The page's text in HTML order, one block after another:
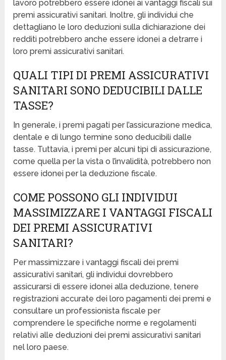
lavoro potrebbero essere idonei ai vantaggi fiscali sui
premi assicurativi sanitari. Inoltre, gli individui che
dettagliano le loro deduzioni sulla dichiarazione dei
redditi potrebbero anche essere idonei a detrarre i
loro premi assicurativi sanitari.
QUALI TIPI DI PREMI ASSICURATIVI
SANITARI SONO DEDUCIBILI DALLE
TASSE?
In generale, i premi pagati per l’assicurazione medica,
dentale e di lungo termine sono deducibili dalle
tasse. Tuttavia, i premi per alcuni tipi di assicurazione,
come quella per la vista o l’invalidità, potrebbero non
essere idonei per la deduzione fiscale.
COME POSSONO GLI INDIVIDUI
MASSIMIZZARE I VANTAGGI FISCALI
DEI PREMI ASSICURATIVI
SANITARI?
Per massimizzare i vantaggi fiscali dei premi
assicurativi sanitari, gli individui dovrebbero
assicurarsi di essere idonei alla deduzione, tenere
registrazioni accurate dei loro pagamenti dei premi e
consultare un professionista fiscale per
comprendere le specifiche norme e regolamenti
relativi alle deduzioni dei premi assicurativi sanitari
nel loro paese.